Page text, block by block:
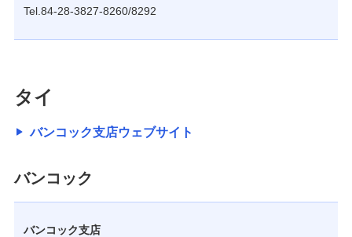
Tel.84-28-3827-8260/8292
タイ
バンコック支店ウェブサイト
バンコック
バンコック支店